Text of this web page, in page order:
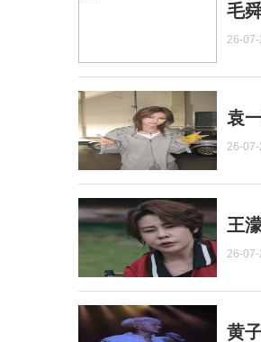
毛
26-
袁
26-
王
26-
黄